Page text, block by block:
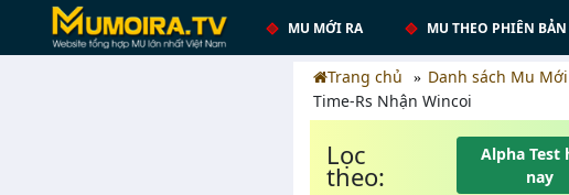
MU MỚI RA MU THEO PHIÊN BẢN
Trang chủ Danh sách Mu Mới
Time-Rs Nhận Wincoi
Lọc
theo:
Alpha Test
nay